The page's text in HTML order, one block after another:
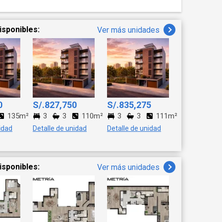
Ver más unidades
135m²
S/.827,750
3 3 110m²
Detalle de unidad
S/.835,275
3 3 111m²
Detalle de unidad
Ver más unidades